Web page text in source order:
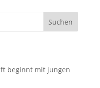
Suchen
beginnt mit jungen